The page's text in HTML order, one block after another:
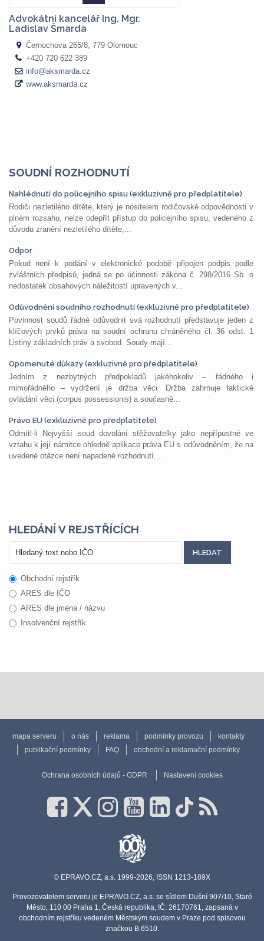
SOUDNÍ ROZHODNUTÍ
Nahlédnutí do policejního spisu (exkluzivně pro předplatitele)
Rodiči nezletilého dítěte, který je nositelem rodičovské odpovědnosti v
plném rozsahu, nelze odepřít přístup do policejního spisu, vedeného z
důvodu zranění nezletilého dítěte,...
Odpor
Pokud není k podání v elektronické podobě připojen podpis podle
zvláštních předpisů, jedná se po účinnosti zákona č. 298/2016 Sb. o
nedostatek obsahových náležitostí upravených v...
Odůvodnění soudního rozhodnutí (exkluzivně pro předplatitele)
Povinnost soudů řádně odůvodnit svá rozhodnutí představuje jeden z
klíčových prvků práva na soudní ochranu chráněného čl. 36 odst. 1
Listiny základních práv a svobod. Soudy mají...
Opomenuté důkazy (exkluzivně pro předplatitele)
Jedním z nezbytných předpokladů jakéhokoliv – řádného i
mimořádného – vydržení je držba věci. Držba zahrnuje faktické
ovládání věci (corpus possessionis) a současně...
Právo EU (exkluzivně pro předplatitele)
Odmítl-li Nejvyšší soud dovolání stěžovatelky jako nepřípustné ve
vztahu k její námitce ohledně aplikace práva EU s odůvodněním, že na
uvedené otázce není napadené rozhodnutí...
HLEDÁNÍ V REJSTŘÍCÍCH
Obchodní rejstřík
ARES dle IČO
ARES dle jména / názvu
Insolvenční rejstřík
mapa serveru o nás reklama podmínky provozu
kontakty
publikační podmínky
FAQ obchodní a reklamační podmínky
Ochrana osobních údajů - GDPR Nastavení cookies
© EPRAVO.CZ, a.s. 1999-2026, ISSN 1213-189X
Provozovatelem serveru je EPRAVO.CZ, a.s. se sídlem Dušní 907/10, Staré
Město, 110 00 Praha 1, Česká republika, IČ: 26170761, zapsaná v
obchodním rejstříku vedeném Městským soudem v Praze pod spisovou
značkou B 6510.